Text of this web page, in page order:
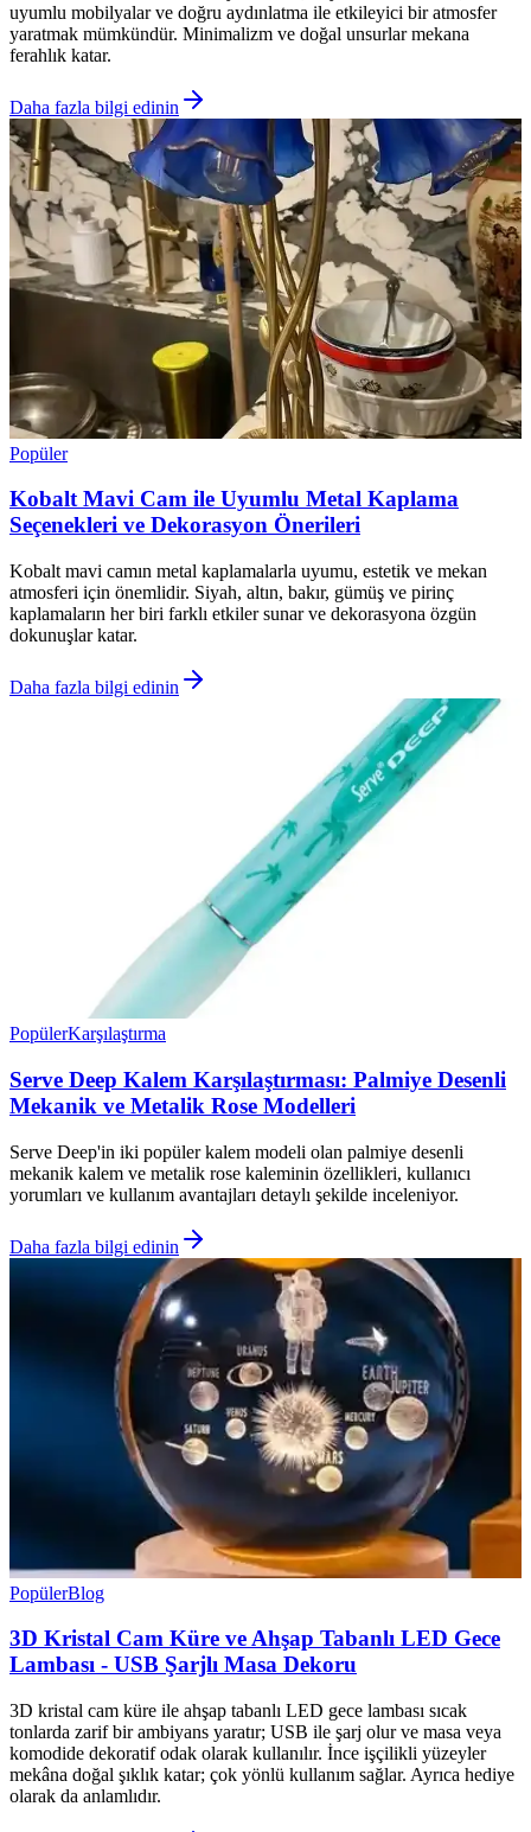
uyumlu mobilyalar ve doğru aydınlatma ile etkileyici bir atmosfer
yaratmak mümkündür. Minimalizm ve doğal unsurlar mekana
ferahlık katar.
Daha fazla bilgi edinin
Popüler
Kobalt Mavi Cam ile Uyumlu Metal Kaplama
Seçenekleri ve Dekorasyon Önerileri
Kobalt mavi camın metal kaplamalarla uyumu, estetik ve mekan
atmosferi için önemlidir. Siyah, altın, bakır, gümüş ve pirinç
kaplamaların her biri farklı etkiler sunar ve dekorasyona özgün
dokunuşlar katar.
Daha fazla bilgi edinin
PopülerKarşılaştırma
Serve Deep Kalem Karşılaştırması: Palmiye Desenli
Mekanik ve Metalik Rose Modelleri
Serve Deep'in iki popüler kalem modeli olan palmiye desenli
mekanik kalem ve metalik rose kaleminin özellikleri, kullanıcı
yorumları ve kullanım avantajları detaylı şekilde inceleniyor.
Daha fazla bilgi edinin
PopülerBlog
3D Kristal Cam Küre ve Ahşap Tabanlı LED Gece
Lambası - USB Şarjlı Masa Dekoru
3D kristal cam küre ile ahşap tabanlı LED gece lambası sıcak
tonlarda zarif bir ambiyans yaratır; USB ile şarj olur ve masa veya
komodide dekoratif odak olarak kullanılır. İnce işçilikli yüzeyler
mekâna doğal şıklık katar; çok yönlü kullanım sağlar. Ayrıca hediye
olarak da anlamlıdır.